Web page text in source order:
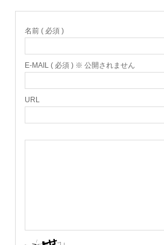
名前 ( 必須 )
E-MAIL ( 必須 ) ※ 公開されません
URL